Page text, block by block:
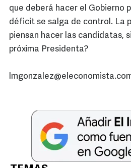
que deberá hacer el Gobierno
déficit se salga de control. La
piensan hacer las candidatas,
próxima Presidenta?